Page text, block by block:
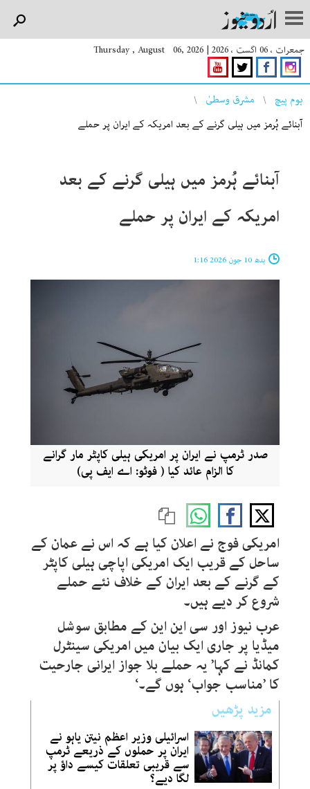
جمعرات ، 06 اگست ، 2026 |
Thursday , August 06, 2026
You are here
ہوم پیچ
مشرق وسطیٰ
آبنائے ہُرمز میں ہیلی گرنے کے بعد امریکہ کے ایران پر حملے
آبنائے ہُرمز میں ہیلی گرنے کے بعد
امریکہ کے ایران پر حملے
بدھ 10 جون 2026 1:16
صدر ٹرمپ نے ایران پر امریکی ہیلی کاپٹر مار گرانے
کا الزام عائد کیا ( فوٹو: اے ایف پی)
امریکی فوج نے اعلان کیا ہے کہ اس نے عمان کے
ساحل کے قریب ایک امریکی اپاچی ہیلی کاپٹر
کے گرنے کے بعد ایران کے خلاف نئے حملے
شروع کر دیے ہیں۔
عرب نیوز اور سی این این کے مطابق سوشل
میڈیا پر جاری ایک بیان میں امریکی سینٹرل
کمانڈ نے کہا’ یہ حملے بلا جواز ایرانی جارحیت
کا ’مناسب جواب‘ ہوں گے۔‘
مزید پڑھیں
اسرائیلی وزیر اعظم نیتن یاہو نے
ایران پر حملوں کے ذریعے ٹرمپ
سے قریبی تعلقات کیسے داؤ پر
لگا دیے؟